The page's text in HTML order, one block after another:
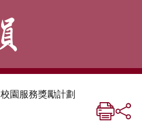
校園服務獎勵計劃